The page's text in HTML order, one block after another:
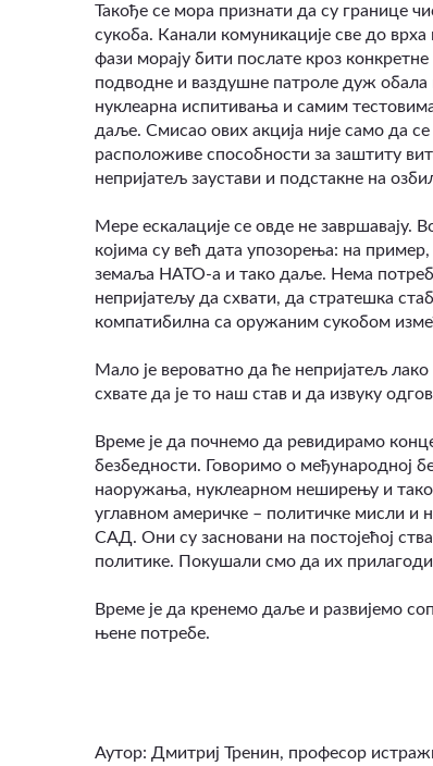
Такође се мора признати да су границе
сукоба. Канали комуникације све до врха
фази морају бити послате кроз
подводне и ваздушне патроле дуж обала
нуклеарна испитивања и самим
даље. Смисао ових акција није само да
расположиве способности за заштиту
непријатељ заустави и подстакне на
Мере ескалације се овде не завршавају.
којима су већ дата упозорења: на
земаља НАТО-а и тако даље. Нема
непријатељу да схвати, да стратешка
компатибилна са оружаним сукобом
Мало је вероватно да ће непријатељ
схвате да је то наш став и да извуку
Време је да почнемо да ревидирамо
безбедности. Говоримо о међународној
наоружања, нуклеарном неширењу и тако
углавном америчке – политичке мисли и
САД. Они су засновани на постојећој
политике. Покушали смо да их
Време је да кренемо даље и развијемо
њене потребе.
Аутор: Дмитриј Тренин, професор